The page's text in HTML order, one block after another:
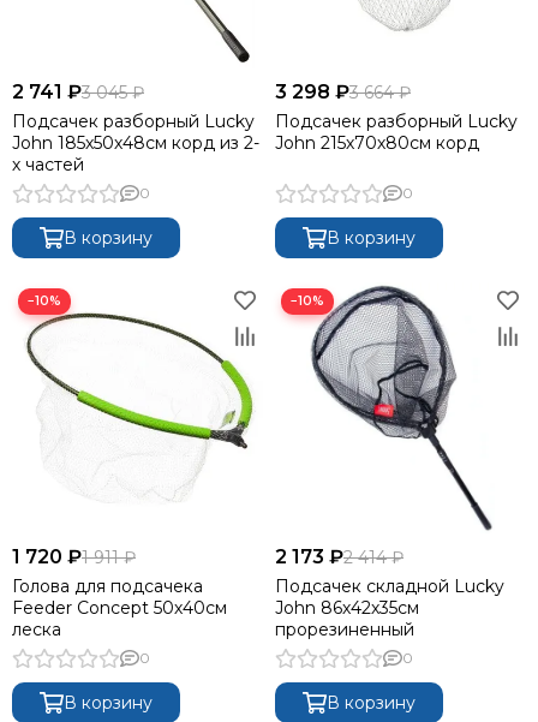
2 741 ₽3 045 ₽
Подсачек разборный Lucky
John 185х50х48см корд из 2-
х частей
0
В корзину
3 298 ₽3 664 ₽
Подсачек разборный Lucky
John 215х70х80см корд
0
В корзину
−10%
1 720 ₽1 911 ₽
Голова для подсачека
Feeder Concept 50х40см
леска
0
В корзину
−10%
2 173 ₽2 414 ₽
Подсачек складной Lucky
John 86х42х35см
прорезиненный
0
В корзину